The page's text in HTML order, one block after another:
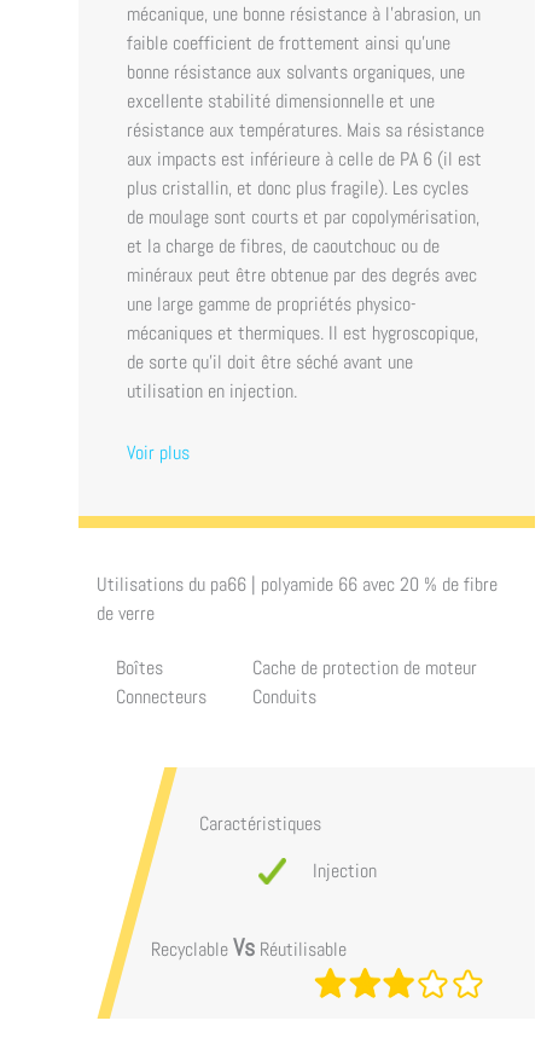
mécanique, une bonne résistance à l’abrasion, un
faible coefficient de frottement ainsi qu’une
bonne résistance aux solvants organiques, une
excellente stabilité dimensionnelle et une
résistance aux températures. Mais sa résistance
aux impacts est inférieure à celle de PA 6 (il est
plus cristallin, et donc plus fragile). Les cycles
de moulage sont courts et par copolymérisation,
et la charge de fibres, de caoutchouc ou de
minéraux peut être obtenue par des degrés avec
une large gamme de propriétés physico-
mécaniques et thermiques. Il est hygroscopique,
de sorte qu’il doit être séché avant une
utilisation en injection.
Voir plus
Utilisations du pa66 | polyamide 66 avec 20 % de fibre
de verre
Boîtes
Connecteurs
Cache de protection de moteur
Conduits
Caractéristiques
Injection
RecyclableVs Réutilisable